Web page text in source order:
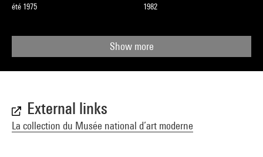
été 1975
1982
Show more
External links
La collection du Musée national d’art moderne